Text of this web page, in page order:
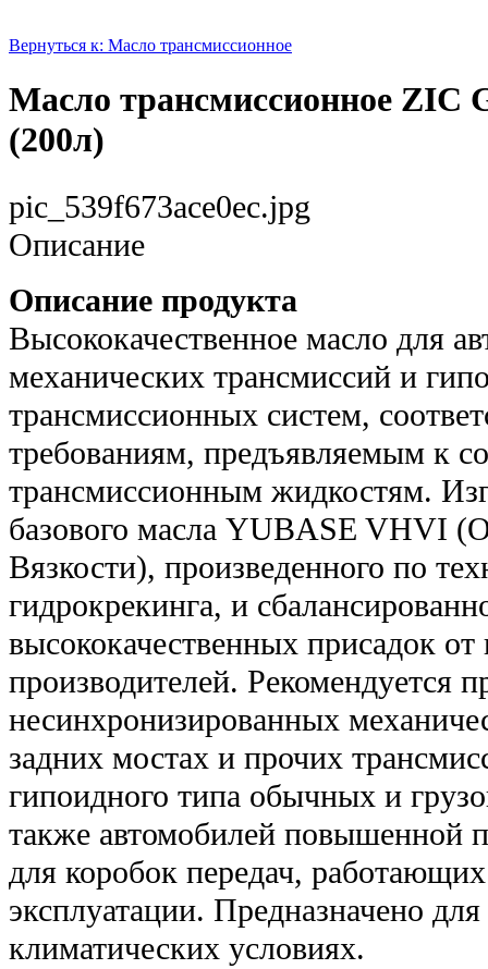
Вернуться к: Масло трансмиссионное
Масло трансмиссионное ZIC
(200л)
pic_539f673ace0ec.jpg
Описание
Описание продукта
Высококачественное масло для
механических трансмиссий и
трансмиссионных систем,
требованиям, предъявляемым к
трансмиссионным жидкостям.
базового масла YUBASE VHVI
Вязкости), произведенного по
гидрокрекинга, и
высококачественных присадок
производителей. Рекомендуется
несинхронизированных
задних мостах и прочих
гипоидного типа обычных и
также автомобилей повышенной
для коробок передач,
эксплуатации. Предназначено
климатических условиях.